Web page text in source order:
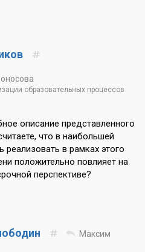
образовательных процессов
описание представленного
что в наибольшей
реализовать в рамках этого
положительно повлияет на
перспективе?
Максим